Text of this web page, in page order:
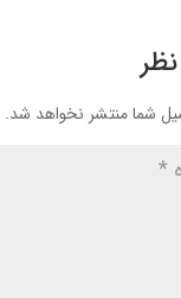
شما منتشر نخواهد شد.